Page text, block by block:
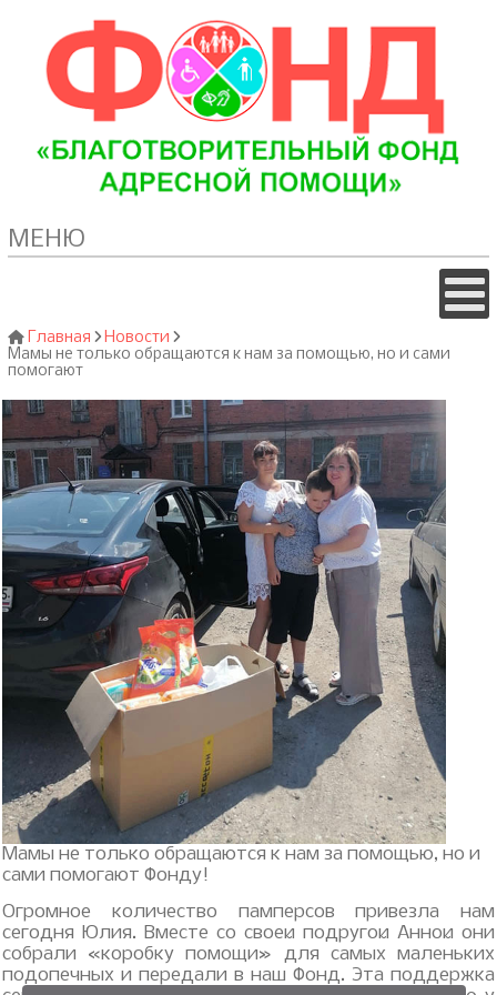
МЕНЮ
Главная
Новости
Мамы не только обращаются к нам за помощью, но и сами
помогают
Мамы не только обращаются к нам за помощью, но и
сами помогают Фонду!
Огромное количество памперсов привезла нам
сегодня Юлия. Вместе со своей подругой Анной они
собрали «коробку помощи» для самых маленьких
подопечных и передали в наш Фонд. Эта поддержка